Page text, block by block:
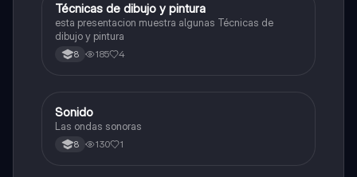
Artes
Técnicas de dibujo y pintura
esta presentacion muestra algunas Técnicas de
dibujo y pintura
8 185 4
Música
Sonido
Las ondas sonoras
8 130 1